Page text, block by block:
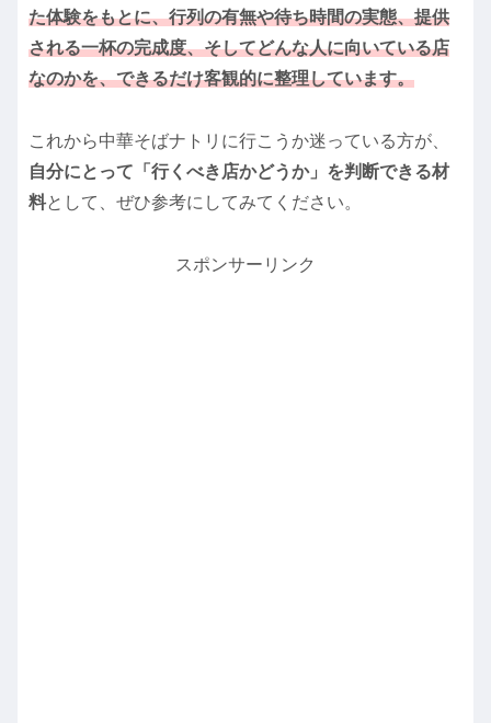
た体験をもとに、行列の有無や待ち時間の実態、提供
される一杯の完成度、そしてどんな人に向いている店
なのかを、できるだけ客観的に整理しています。
これから中華そばナトリに行こうか迷っている方が、
自分にとって「行くべき店かどうか」を判断できる材
料として、ぜひ参考にしてみてください。
スポンサーリンク